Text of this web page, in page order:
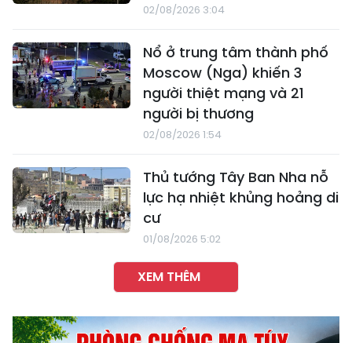
02/08/2026 3:04
Nổ ở trung tâm thành phố
Moscow (Nga) khiến 3
người thiệt mạng và 21
người bị thương
02/08/2026 1:54
Thủ tướng Tây Ban Nha nỗ
lực hạ nhiệt khủng hoảng di
cư
01/08/2026 5:02
XEM THÊM